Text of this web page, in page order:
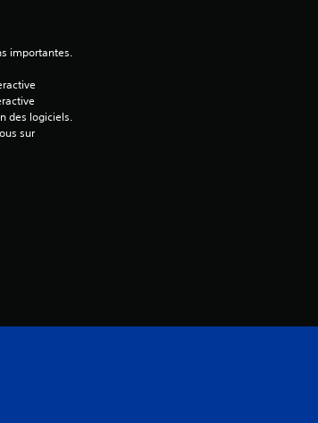
5
importantes.
des logiciels.
sur